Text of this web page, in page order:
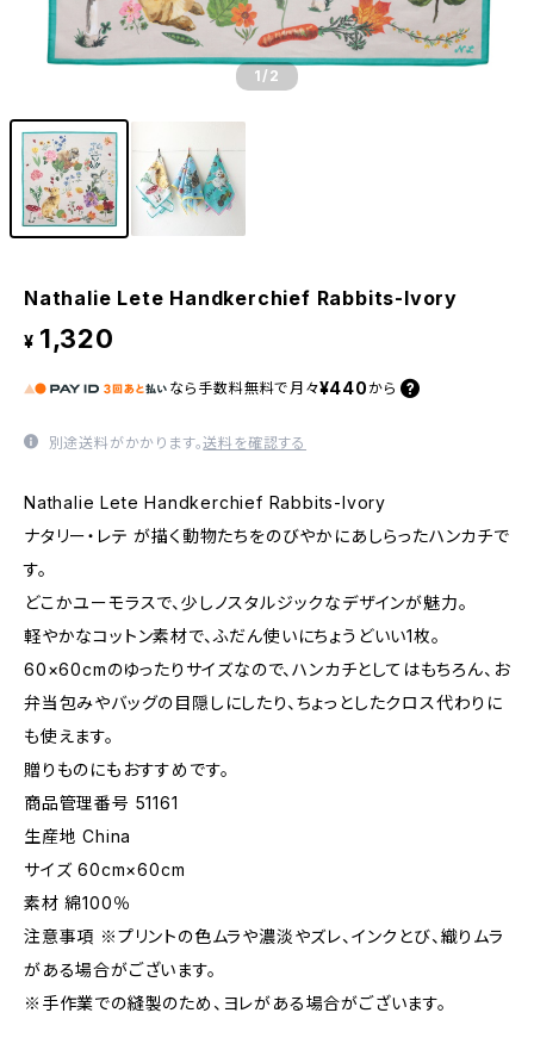
1 /2
Nathalie Lete Handkerchief Rabbits-Ivory
¥ 1,320
なら 手数料無料で 月々¥440 から
別途送料がかかります。送料を確認する
Nathalie Lete Handkerchief Rabbits-Ivory
ナタリー・レテ が描く動物たちをのびやかにあしらったハンカチで
す。
どこかユーモラスで、少しノスタルジックなデザインが魅力。
軽やかなコットン素材で、ふだん使いにちょうどいい1枚。
60×60cmのゆったりサイズなので、ハンカチとしてはもちろん、お
弁当包みやバッグの目隠しにしたり、ちょっとしたクロス代わりに
も使えます。
贈りものにもおすすめです。
商品管理番号 51161
生産地 China
サイズ 60cm×60cm
素材 綿100％
注意事項 ※プリントの色ムラや濃淡やズレ、インクとび、織りムラ
がある場合がございます。
※手作業での縫製のため、ヨレがある場合がございます。